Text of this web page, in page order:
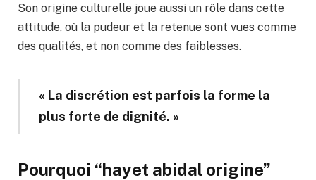
Son origine culturelle joue aussi un rôle dans cette
attitude, où la pudeur et la retenue sont vues comme
des qualités, et non comme des faiblesses.
« La discrétion est parfois la forme la
plus forte de dignité. »
Pourquoi “hayet abidal origine”